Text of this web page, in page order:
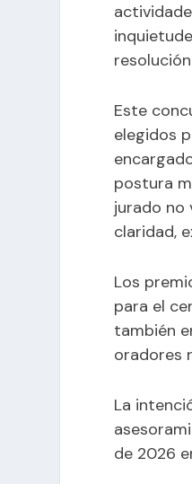
Este
elegidos
postura
jurado no
claridad,
Los
para el
también
oradores
La
de 2026